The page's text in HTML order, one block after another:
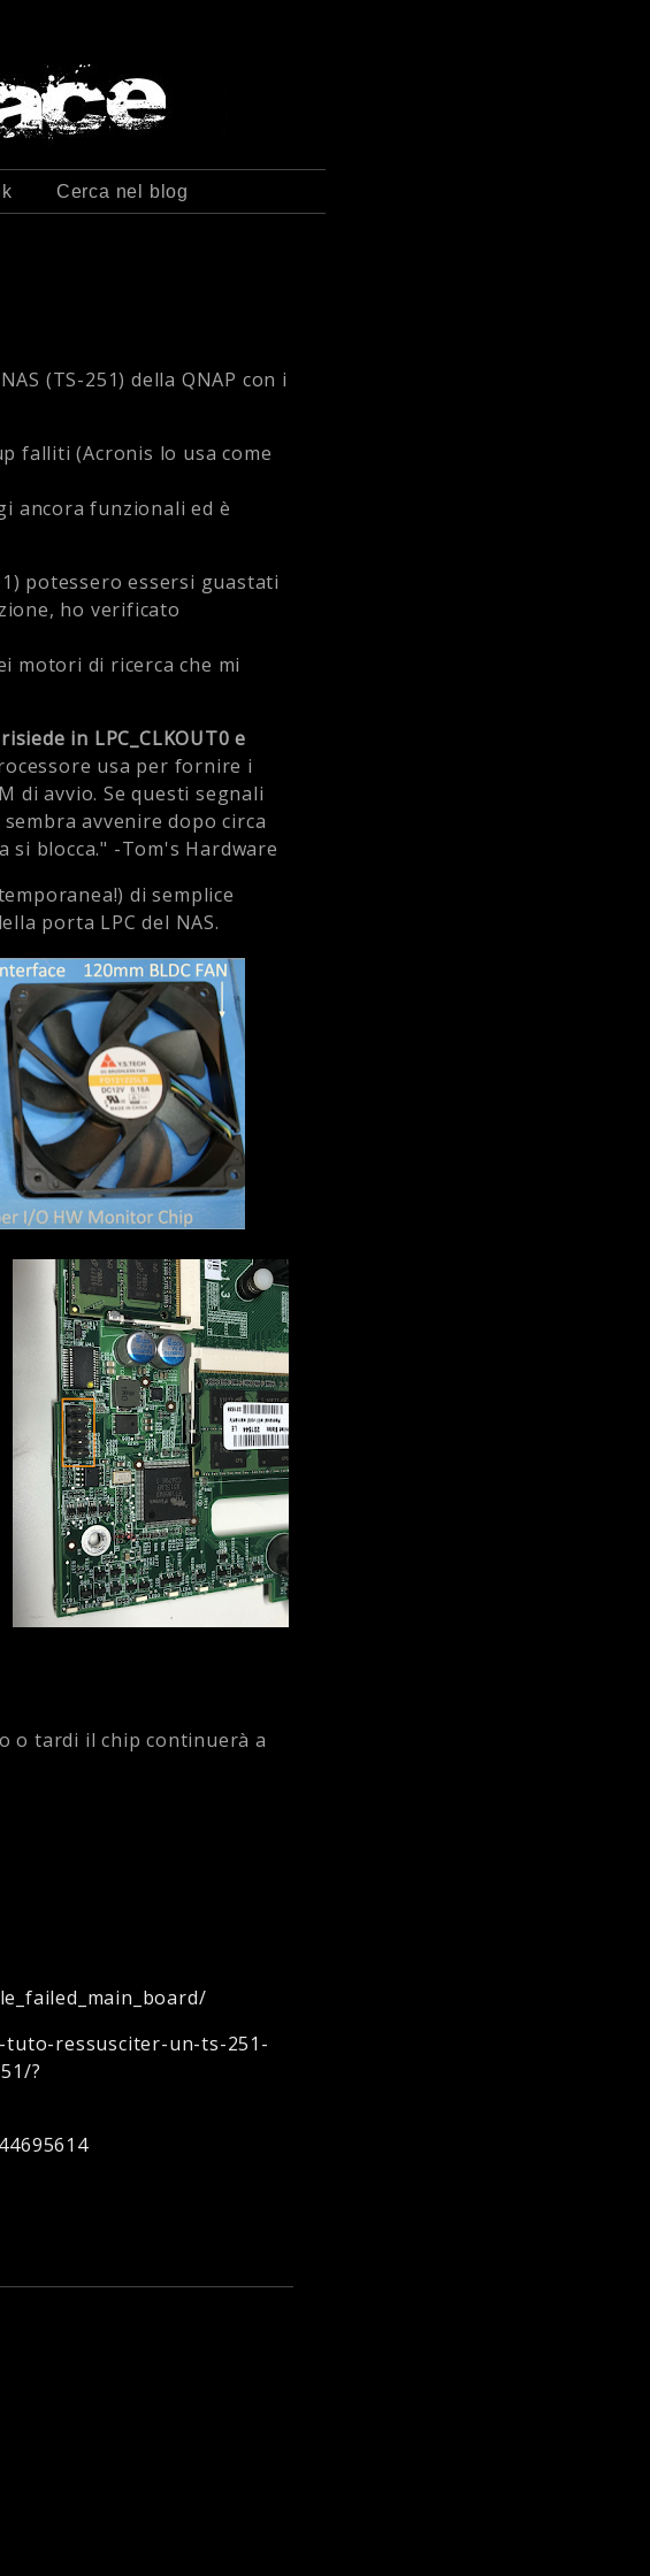
Cerca nel blog
(TS-251) della QNAP con i
falliti (Acronis lo usa come
ancora funzionali ed è
potessero essersi guastati
ho verificato
motori di ricerca che mi
in LPC_CLKOUT0 e
usa per fornire i
di avvio. Se questi segnali
avvenire dopo circa
si blocca." -Tom's Hardware
di semplice
porta LPC del NAS.
o tardi il chip continuerà a
ressusciter-un-ts-251-
?